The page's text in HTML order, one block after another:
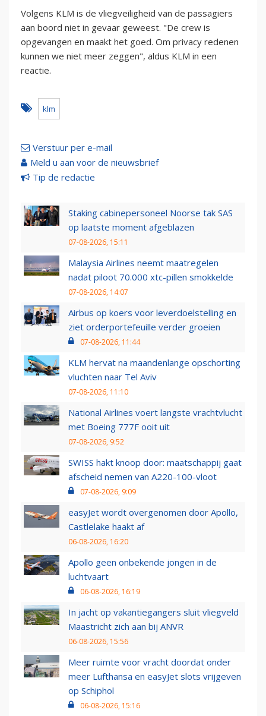
Volgens KLM is de vliegveiligheid van de passagiers
aan boord niet in gevaar geweest. "De crew is
opgevangen en maakt het goed. Om privacy redenen
kunnen we niet meer zeggen", aldus KLM in een
reactie.
klm
Verstuur per e-mail
Meld u aan voor de nieuwsbrief
Tip de redactie
Staking cabinepersoneel Noorse tak SAS
op laatste moment afgeblazen
07-08-2026, 15:11
Malaysia Airlines neemt maatregelen
nadat piloot 70.000 xtc-pillen smokkelde
07-08-2026, 14:07
Airbus op koers voor leverdoelstelling en
ziet orderportefeuille verder groeien
07-08-2026, 11:44
KLM hervat na maandenlange opschorting
vluchten naar Tel Aviv
07-08-2026, 11:10
National Airlines voert langste vrachtvlucht
met Boeing 777F ooit uit
07-08-2026, 9:52
SWISS hakt knoop door: maatschappij gaat
afscheid nemen van A220-100-vloot
07-08-2026, 9:09
easyJet wordt overgenomen door Apollo,
Castlelake haakt af
06-08-2026, 16:20
Apollo geen onbekende jongen in de
luchtvaart
06-08-2026, 16:19
In jacht op vakantiegangers sluit vliegveld
Maastricht zich aan bij ANVR
06-08-2026, 15:56
Meer ruimte voor vracht doordat onder
meer Lufthansa en easyJet slots vrijgeven
op Schiphol
06-08-2026, 15:16